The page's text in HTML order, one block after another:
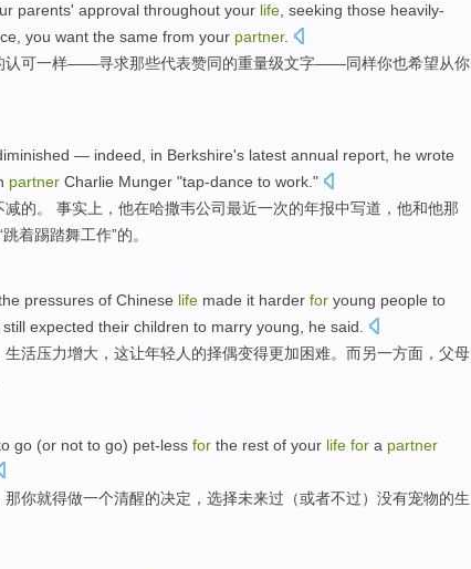
parents' approval throughout your life seeking those heavily-
you want the same from your partner.
认可一样——寻求那些代表赞同的重量级文字——同样你也希望从你
— indeed, in Berkshire's latest annual report, he wrote
partner Charlie Munger "tap-dance to work ."
减的。 事实上， 他在哈撒韦公司最近一次的年报中写道 ，他和他那
跳着踢踏舞工作”的。
pressures of Chinese life made it harder for young people to
still expected their children to marry young , he said
生活压力增大 ， 这让年轻人 的择偶变得更加困难。 而另一方面， 父母
go (or not to go) pet-less for the rest of your life for a partner
那你就得做一个清醒的决定 ，选择未来过（或者不过）没有宠物的生